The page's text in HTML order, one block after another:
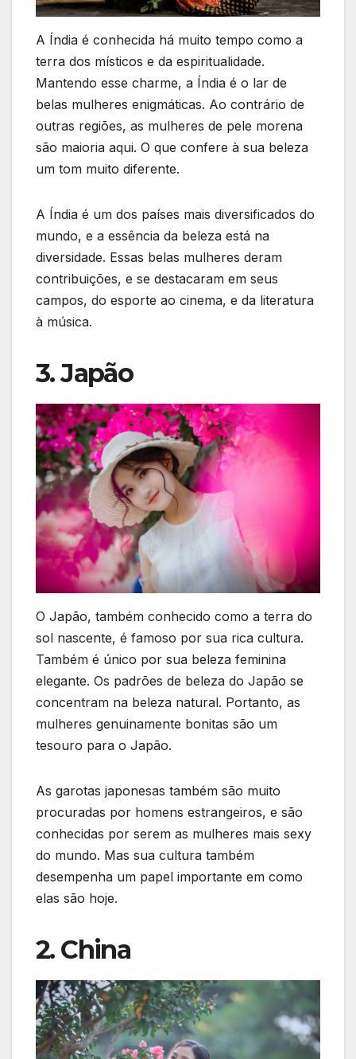
A Índia é conhecida há muito tempo como a
terra dos místicos e da espiritualidade.
Mantendo esse charme, a Índia é o lar de
belas mulheres enigmáticas. Ao contrário de
outras regiões, as mulheres de pele morena
são maioria aqui. O que confere à sua beleza
um tom muito diferente.
A Índia é um dos países mais diversificados do
mundo, e a essência da beleza está na
diversidade. Essas belas mulheres deram
contribuições, e se destacaram em seus
campos, do esporte ao cinema, e da literatura
à música.
3. Japão
O Japão, também conhecido como a terra do
sol nascente, é famoso por sua rica cultura.
Também é único por sua beleza feminina
elegante. Os padrões de beleza do Japão se
concentram na beleza natural. Portanto, as
mulheres genuinamente bonitas são um
tesouro para o Japão.
As garotas japonesas também são muito
procuradas por homens estrangeiros, e são
conhecidas por serem as mulheres mais sexy
do mundo. Mas sua cultura também
desempenha um papel importante em como
elas são hoje.
2. China